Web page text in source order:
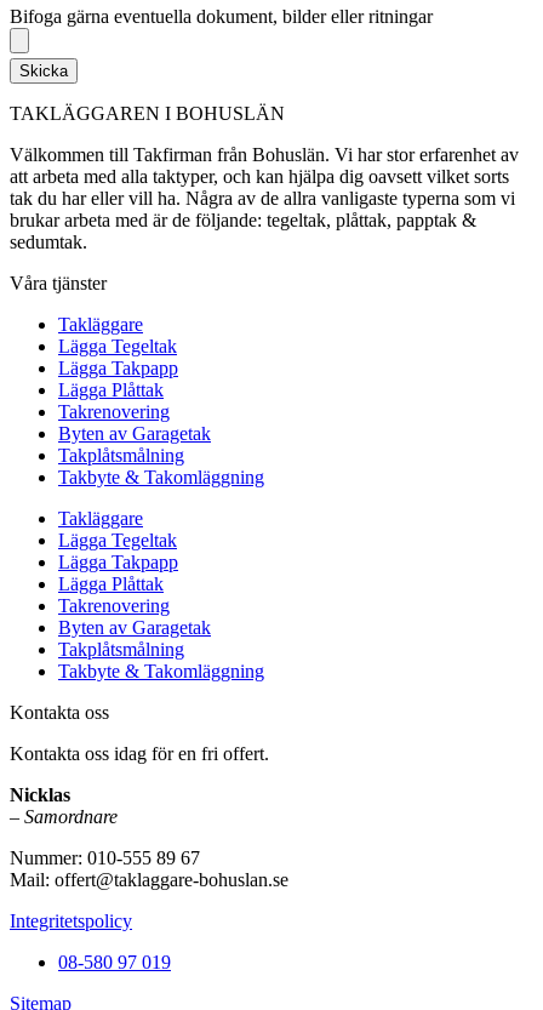
Bifoga gärna eventuella dokument, bilder eller ritningar
Skicka
TAKLÄGGAREN I BOHUSLÄN
Välkommen till Takfirman från Bohuslän. Vi har stor erfarenhet av
att arbeta med alla taktyper, och kan hjälpa dig oavsett vilket sorts
tak du har eller vill ha. Några av de allra vanligaste typerna som vi
brukar arbeta med är de följande: tegeltak, plåttak, papptak &
sedumtak.
Våra tjänster
Takläggare
Lägga Tegeltak
Lägga Takpapp
Lägga Plåttak
Takrenovering
Byten av Garagetak
Takplåtsmålning
Takbyte & Takomläggning
Takläggare
Lägga Tegeltak
Lägga Takpapp
Lägga Plåttak
Takrenovering
Byten av Garagetak
Takplåtsmålning
Takbyte & Takomläggning
Kontakta oss
Kontakta oss idag för en fri offert.
Nicklas
– Samordnare
Nummer: 010-555 89 67
Mail: offert@taklaggare-bohuslan.se
Integritetspolicy
08-580 97 019
Sitemap